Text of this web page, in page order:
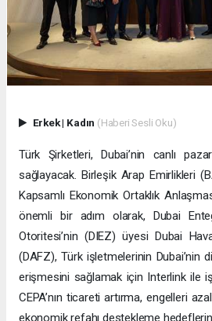
Erkek| Kadın (Haberi Sesli Oku)
Türk Şirketleri, Dubai’nin canlı
sağlayacak. Birleşik Arap Emirlikleri
Kapsamlı Ekonomik Ortaklık
önemli bir adım olarak, Dubai
Otoritesi’nin (DIEZ) üyesi Dubai
(DAFZ), Türk işletmelerinin Dubai’nin
erişmesini sağlamak için Interlink ile iş
CEPA’nın ticareti artırma, engelleri
ekonomik refahı destekleme